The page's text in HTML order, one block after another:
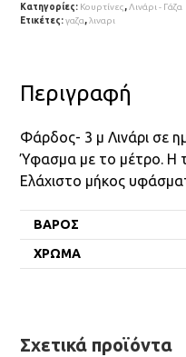
Κατηγορίες: Κουρτίνες,Λινάρι - Γάζα
Ετικέτες:γαζα,λιναρι
Περιγραφή
Φάρδος- 3 μ Λινάρι σε
Ύφασμα με το μέτρο. Η
Ελάχιστο μήκος
ΒΆΡΟΣ
ΧΡΏΜΑ
Σχετικά προϊόντα